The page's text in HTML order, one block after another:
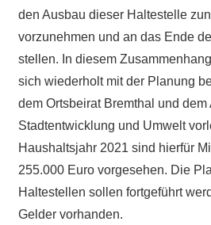
den Ausbau dieser Haltestelle
vorzunehmen und an das Ende
stellen. In diesem
sich wiederholt mit der Planung
dem Ortsbeirat Bremthal und dem
Stadtentwicklung und Umwelt
Haushaltsjahr 2021 sind hierfür
255.000 Euro vorgesehen. Die
Haltestellen sollen fortgeführt
Gelder vorhanden.